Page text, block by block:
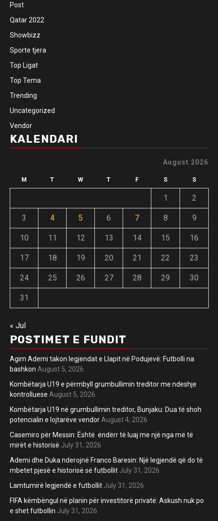
Post
Qatar 2022
Showbizz
Sporte tjera
Top Ligat
Top Tema
Trending
Uncategorized
Vendor
KALENDARI
August 2026
M T W T F S S
1 2
3 4 5 6 7 8 9
10 11 12 13 14 15 16
17 18 19 20 21 22 23
24 25 26 27 28 29 30
31
« Jul
POSTIMET E FUNDIT
Agim Ademi takon legjendat e Llapit në Podujevë: Futbolli na
bashkon August 5, 2026
Kombëtarja U19 e përmbyll grumbullimin treditor me ndeshje
kontrolluese August 5, 2026
Kombëtarja U19 në grumbullimin treditor, Bunjaku: Dua të shoh
potencialin e lojtarëve vendor August 4, 2026
Casemiro për Messin: Është ëndërr të luaj me një nga më të
mirët e historisë July 31, 2026
Ademi dhe Duka nderojnë Franco Baresin: Një legjendë që do të
mbetet pjesë e historisë së futbollit July 31, 2026
Lamtumirë legjendë e futbollit July 31, 2026
FIFA këmbëngul në planin për investitorë privatë: Askush nuk po
e shet futbollin July 31, 2026